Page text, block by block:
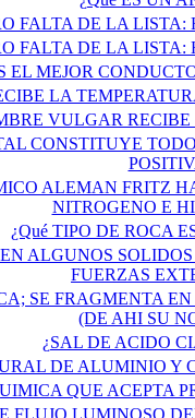
FALTA DE LA
FALTA DE LA
EL MEJOR
LA
VULGAR
CONSTITUYE
ALEMAN FRITZ
NITROGENO E
¿Qué TIPO DE ROCA
ALGUNOS
FUERZAS
SE FRAGMENTA
(DE AHI SU
¿SAL DE ACIDO
DE ALUMINIO Y
QUE ACEPTA
FLUJO LUMINOSO